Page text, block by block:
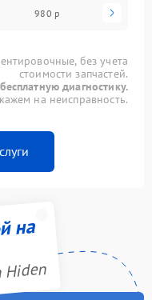
980 р
без учета
стоимости запчастей.
диагностику.
на неисправность.
на